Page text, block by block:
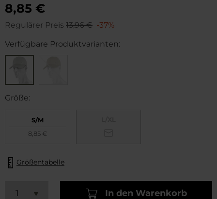
8,85 €
Regulärer Preis 13,96 € -37%
Verfügbare Produktvarianten:
Größe:
S/M
8,85 €
Größentabelle
In den Warenkorb